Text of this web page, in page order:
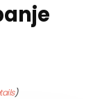
)